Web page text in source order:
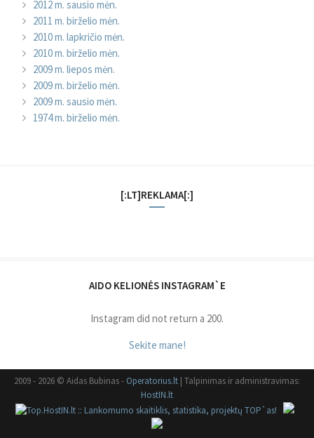
2012 m. sausio mėn.
2011 m. birželio mėn.
2010 m. lapkričio mėn.
2010 m. birželio mėn.
2009 m. liepos mėn.
2009 m. birželio mėn.
2009 m. sausio mėn.
1974 m. birželio mėn.
[:LT]REKLAMA[:]
AIDO KELIONĖS INSTAGRAM`E
Instagram did not return a 200.
Sekite mane!
2009 - 2026 © Aidas Bubinas - Operatorius.lt | Talpinimas ir administravimas:
HostIN.lt